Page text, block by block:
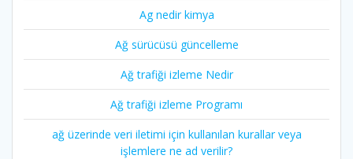
Ag nedir kimya
Ağ sürücüsü güncelleme
Ağ trafiği izleme Nedir
Ağ trafiği izleme Programı
ağ üzerinde veri iletimi için kullanılan kurallar veya
işlemlere ne ad verilir?